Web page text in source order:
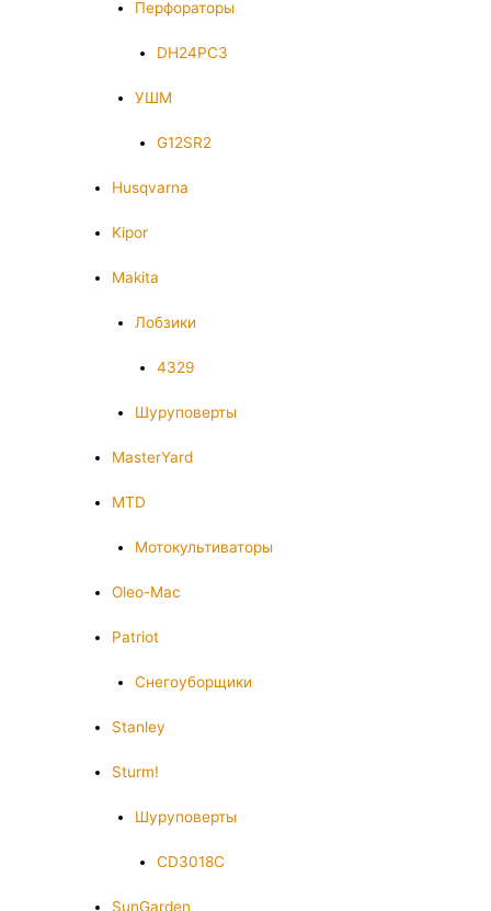
Перфораторы
DH24PC3
УШМ
G12SR2
Husqvarna
Kipor
Makita
Лобзики
4329
Шуруповерты
MasterYard
MTD
Мотокультиваторы
Oleo-Mac
Patriot
Снегоуборщики
Stanley
Sturm!
Шуруповерты
CD3018C
SunGarden